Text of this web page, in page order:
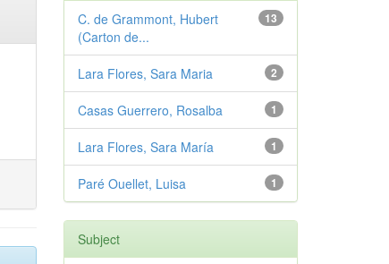
13
C. de Grammont, Hubert
(Carton de...
2
Lara Flores, Sara Maria
1
Casas Guerrero, Rosalba
1
Lara Flores, Sara María
1
Paré Ouellet, Luisa
Subject